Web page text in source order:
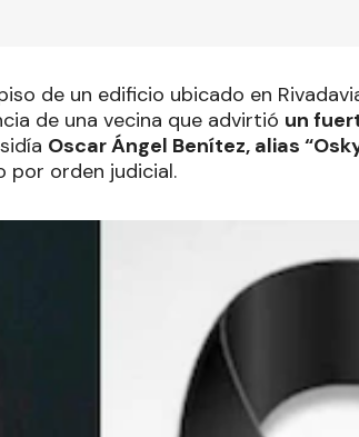
de un edificio ubicado en
de una vecina que advirtió un
Oscar Ángel Benítez, alias
por orden judicial.